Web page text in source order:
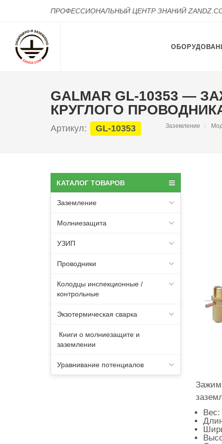
ПРОФЕССИОНАЛЬНЫЙ ЦЕНТР ЗНАНИЙ
GALMAR GL-10353
КРУГЛОГО
Артикул: GL-10353 Заземление
КАТАЛОГ ТОВАРОВ
Заземление
Молниезащита
УЗИП
Проводники
Колодцы инспекционные /
контрольные
Экзотермическая сварка
Книги о молниезащите и
заземлении
Уравнивание потенциалов
Вес: